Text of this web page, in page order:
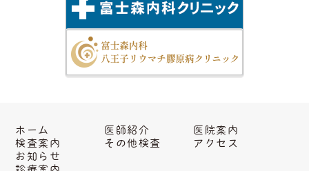
ホーム 医師紹介
医院案内
検査案内
その他検査
アクセス
お知らせ